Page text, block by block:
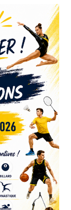
17:00
18:00
19:00